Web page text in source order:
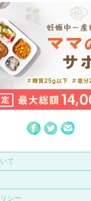
て
シー